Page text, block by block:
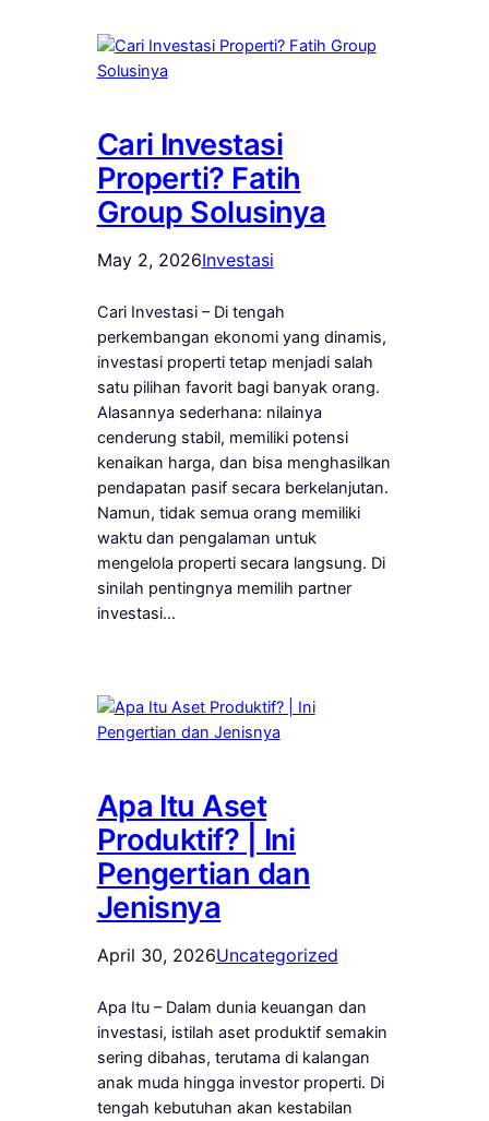
Cari Investasi
Properti? Fatih
Group Solusinya
May 2, 2026Investasi
Cari Investasi – Di tengah
perkembangan ekonomi yang dinamis,
investasi properti tetap menjadi salah
satu pilihan favorit bagi banyak orang.
Alasannya sederhana: nilainya
cenderung stabil, memiliki potensi
kenaikan harga, dan bisa menghasilkan
pendapatan pasif secara berkelanjutan.
Namun, tidak semua orang memiliki
waktu dan pengalaman untuk
mengelola properti secara langsung. Di
sinilah pentingnya memilih partner
investasi…
Apa Itu Aset
Produktif? | Ini
Pengertian dan
Jenisnya
April 30, 2026Uncategorized
Apa Itu – Dalam dunia keuangan dan
investasi, istilah aset produktif semakin
sering dibahas, terutama di kalangan
anak muda hingga investor properti. Di
tengah kebutuhan akan kestabilan